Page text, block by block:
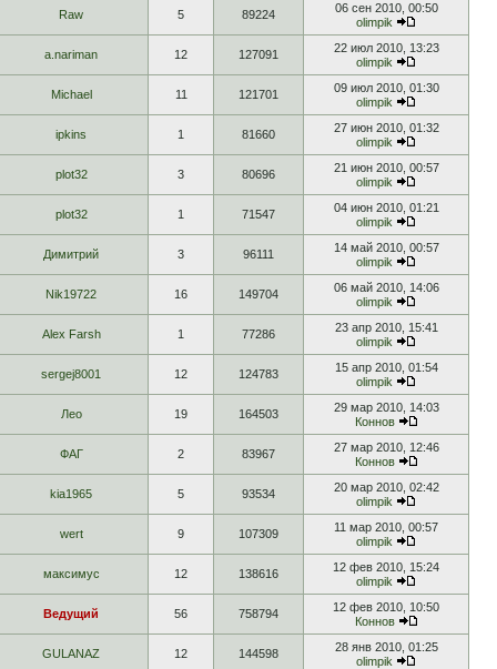
Raw 5 89224
06 сен 2010, 00:50
olimpik
a.nariman 12 127091
22 июл 2010, 13:23
olimpik
Michael 11 121701
09 июл 2010, 01:30
olimpik
ipkins 1 81660
27 июн 2010, 01:32
olimpik
plot32 3 80696
21 июн 2010, 00:57
olimpik
plot32 1 71547
04 июн 2010, 01:21
olimpik
Димитрий 3 96111
14 май 2010, 00:57
olimpik
Nik19722 16 149704
06 май 2010, 14:06
olimpik
Alex Farsh 1 77286
23 апр 2010, 15:41
olimpik
sergej8001 12 124783
15 апр 2010, 01:54
olimpik
Лео 19 164503
29 мар 2010, 14:03
Коннов
ФАГ 2 83967
27 мар 2010, 12:46
Коннов
kia1965 5 93534
20 мар 2010, 02:42
olimpik
wert 9 107309
11 мар 2010, 00:57
olimpik
максимус 12 138616
12 фев 2010, 15:24
olimpik
Ведущий 56 758794
12 фев 2010, 10:50
Коннов
GULANAZ 12 144598
28 янв 2010, 01:25
olimpik